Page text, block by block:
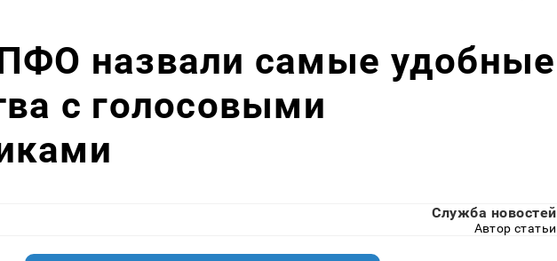
назвали самые удобные
с голосовыми
Служба новостей
Автор статьи